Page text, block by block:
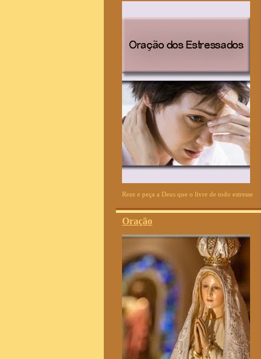
Reze e peça a Deus que o livre de todo estresse
Oração